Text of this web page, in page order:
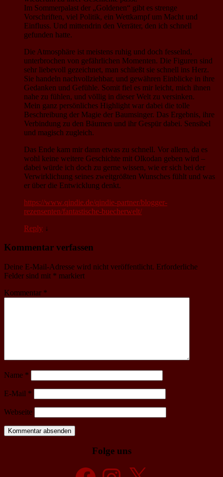
Im Sommerpalast der „Goldenen“ gibt es strenge
Vorschriften, viel Politik, ein Wettkampf um Macht und
Einfluss. Und mittendrin den Verräter, den ich schnell
gefunden hatte.
Die Atmosphäre ist meistens ruhig und doch fesselnd,
unterbrochen von gefährlichen Momenten. Die Figuren sind
sehr liebevoll gezeichnet, man schließt sie schnell ins Herz.
Sie handeln nachvollziehbar, und gewähren Einblicke in ihre
Gedanken und Gefühle. Somit fiel es mir leicht, mich ihnen
nahe zu fühlen, und völlig in dieser Welt zu versinken.
Mein ganz persönliches Highlight war dabei die tolle
Beschreibung der Magie der Baumsinger. Das Ergebnis, ihre
Verbindung zu den Bäumen und ihr Gespür dabei. Sensibel
und magisch zugleich.
Das Ende kam mir dann etwas zu schnell. Vor allem, da es
wohl keine weitere Geschichte mit Olkodan geben wird –
dabei würde ich doch zu gerne wissen, wie er sich bei der
Verwirklichung seines zweitgrößten Wunsches fühlt und was
er über die Entwicklung denkt.
https://www.qindie.de/qindie-partner/blogger-
rezensenten/fantastische-buecherwelt/
Reply ↓
Kommentar verfassen
Deine E-Mail-Adresse wird nicht veröffentlicht. Erforderliche
Felder sind mit * markiert
Kommentar *
Name *
E-Mail *
Webseite
Folge uns
FacebookInstagramX